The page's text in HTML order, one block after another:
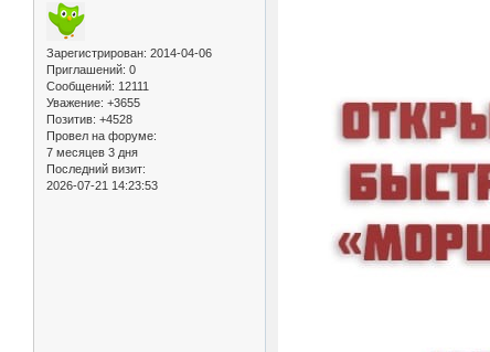
Зарегистрирован: 2014-04-06
Приглашений: 0
Сообщений: 12111
Уважение: +3655
Позитив: +4528
Провел на форуме:
7 месяцев 3 дня
Последний визит:
2026-07-21 14:23:53